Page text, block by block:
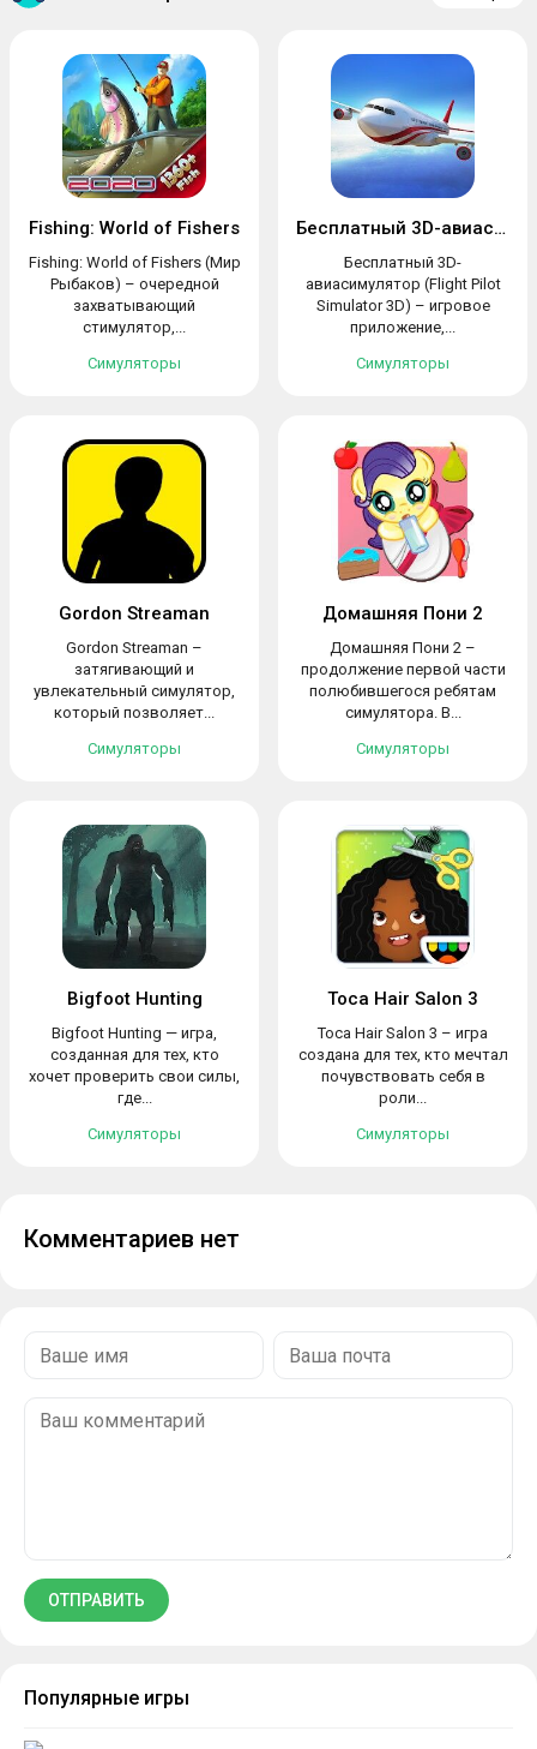
Fishing: World of Fishers
Fishing: World of Fishers (Мир
Рыбаков) – очередной
захватывающий
стимулятор,...
Симуляторы
Бесплатный 3D-авиасимулятор
Бесплатный 3D-
авиасимулятор (Flight Pilot
Simulator 3D) – игровое
приложение,...
Симуляторы
Gordon Streaman
Gordon Streaman –
затягивающий и
увлекательный симулятор,
который позволяет...
Симуляторы
Домашняя Пони 2
Домашняя Пони 2 –
продолжение первой части
полюбившегося ребятам
симулятора. В...
Симуляторы
Bigfoot Hunting
Bigfoot Hunting — игра,
созданная для тех, кто
хочет проверить свои силы,
где...
Симуляторы
Toca Hair Salon 3
Toca Hair Salon 3 – игра
создана для тех, кто мечтал
почувствовать себя в
роли...
Симуляторы
Комментариев нет
Популярные игры